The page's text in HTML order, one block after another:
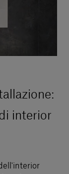
interior